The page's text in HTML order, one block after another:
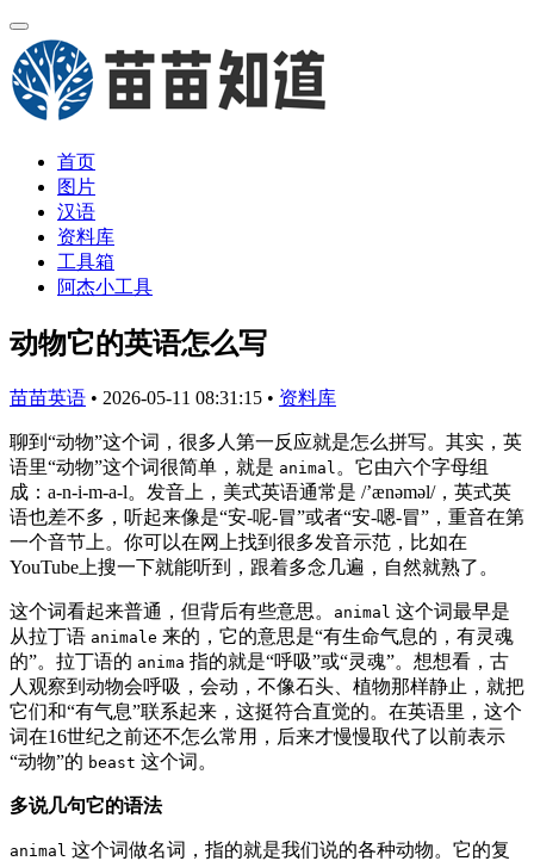
首页
图片
汉语
资料库
工具箱
阿杰小工具
动物它的英语怎么写
苗苗英语 • 2026-05-11 08:31:15 • 资料库
聊到“动物”这个词，很多人第一反应就是怎么拼写。其实，英
语里“动物”这个词很简单，就是 animal 。它由六个字母组
成：a-n-i-m-a-l。发音上，美式英语通常是 /’ænəməl/，英式英
语也差不多，听起来像是“安-呢-冒”或者“安-嗯-冒”，重音在第
一个音节上。你可以在网上找到很多发音示范，比如在
YouTube上搜一下就能听到，跟着多念几遍，自然就熟了。
这个词看起来普通，但背后有些意思。 animal 这个词最早是
从拉丁语 animale 来的，它的意思是“有生命气息的，有灵魂
的”。拉丁语的 anima 指的就是“呼吸”或“灵魂”。想想看，古
人观察到动物会呼吸，会动，不像石头、植物那样静止，就把
它们和“有气息”联系起来，这挺符合直觉的。在英语里，这个
词在16世纪之前还不怎么常用，后来才慢慢取代了以前表示
“动物”的 beast 这个词。
多说几句它的语法
animal 这个词做名词，指的就是我们说的各种动物。它的复